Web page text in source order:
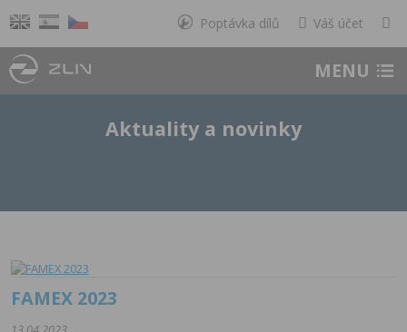
Poptávka dílů Váš účet
MENU
Aktuality a novinky
FAMEX 2023